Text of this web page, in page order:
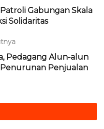
Gabungan Skala
Solidaritas
Pedagang Alun-alun
Penjualan